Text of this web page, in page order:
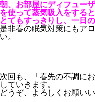
朝、お部屋にディフュー
を使って蒸気吸入をすると
とてもすっきりし、一日
是非春の眠気対策にもア
い。
次回も、「春先の不調に
していきます。
どうぞ、よろしくお願いい